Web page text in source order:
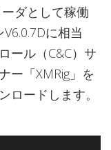
ダとして稼働
に相当
ール（C&C）サ
ー「XMRig」を
ロードします。